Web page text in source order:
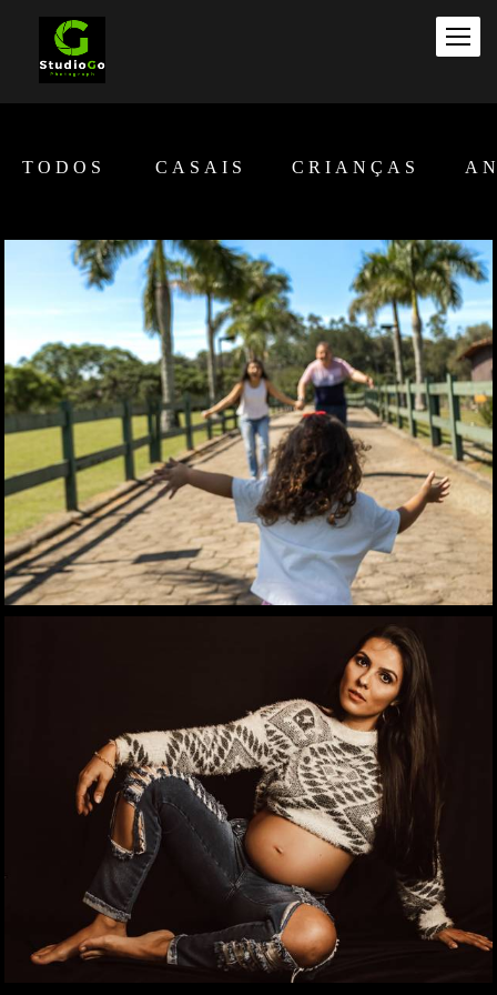
TODOS CASAIS CRIANÇAS